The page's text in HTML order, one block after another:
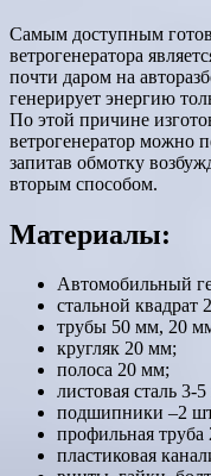
Самым доступным
ветрогенератора
почти даром на
генерирует энергию
По этой причине
ветрогенератор можно
запитав обмотку
вторым способом.
Материалы:
Автомобильный
стальной квадрат
трубы 50 мм, 20
кругляк 20 мм;
полоса 20 мм;
листовая сталь 3-
подшипники –2
профильная
пластиковая